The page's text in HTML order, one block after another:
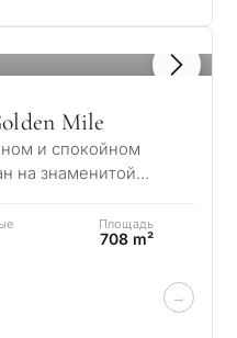
Mile
и спокойном
на знаменитой
Площадь
708 m²